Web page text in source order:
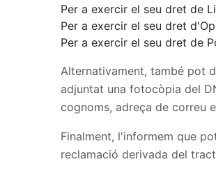
Per a exercir el seu dret de
Per a exercir el seu dret
Per a exercir el seu dret de
Alternativament, també pot
adjuntat una fotocòpia del
cognoms, adreça de correu
Finalment, l'informem que
reclamació derivada del